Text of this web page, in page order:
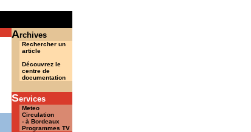
Archives
Rechercher un
article
Découvrez le
centre de
documentation
Services
Meteo
Circulation
- à Bordeaux
Programmes TV